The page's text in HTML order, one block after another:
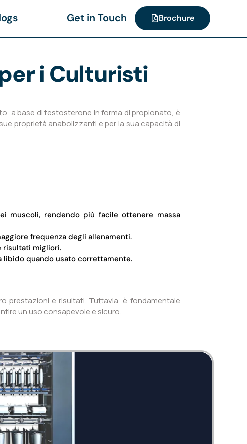
Get in Touch Brochure
i Culturisti
a base di testosterone in forma di propionato, è
proprietà anabolizzanti e per la sua capacità di
muscoli, rendendo più facile ottenere massa
frequenza degli allenamenti.
risultati migliori.
libido quando usato correttamente.
prestazioni e risultati. Tuttavia, è fondamentale
un uso consapevole e sicuro.